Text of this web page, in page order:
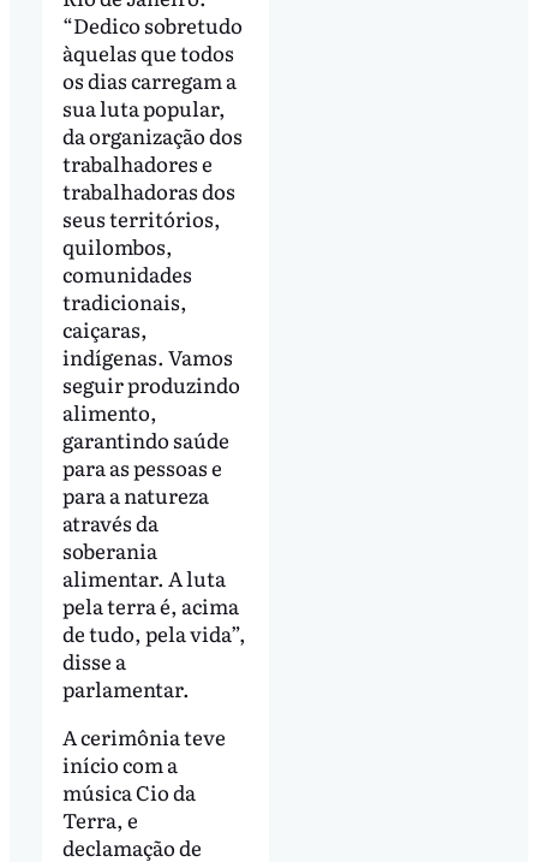
“Dedico sobretudo
àquelas que todos
os dias carregam a
sua luta popular,
da organização dos
trabalhadores e
trabalhadoras dos
seus territórios,
quilombos,
comunidades
tradicionais,
caiçaras,
indígenas. Vamos
seguir produzindo
alimento,
garantindo saúde
para as pessoas e
para a natureza
através da
soberania
alimentar. A luta
pela terra é, acima
de tudo, pela vida”,
disse a
parlamentar.
A cerimônia teve
início com a
música Cio da
Terra, e
declamação de